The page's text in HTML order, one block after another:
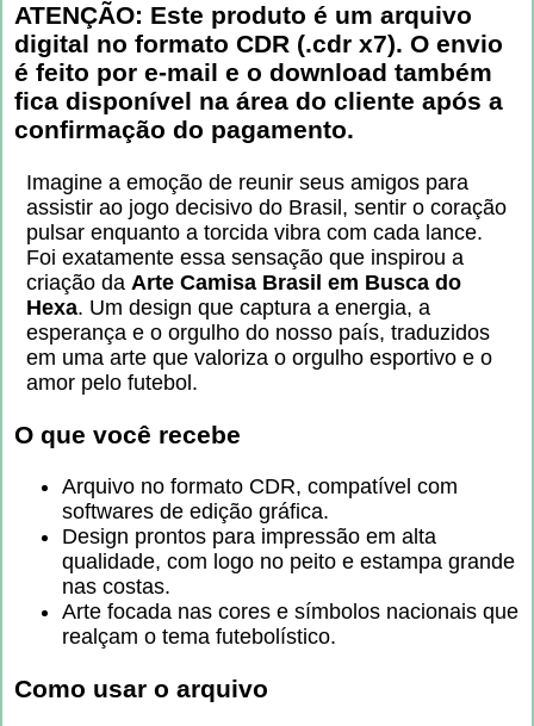
ATENÇÃO: Este produto é um arquivo
digital no formato CDR (.cdr x7). O envio
é feito por e-mail e o download também
fica disponível na área do cliente após a
confirmação do pagamento.
Imagine a emoção de reunir seus amigos para
assistir ao jogo decisivo do Brasil, sentir o coração
pulsar enquanto a torcida vibra com cada lance.
Foi exatamente essa sensação que inspirou a
criação da Arte Camisa Brasil em Busca do
Hexa. Um design que captura a energia, a
esperança e o orgulho do nosso país, traduzidos
em uma arte que valoriza o orgulho esportivo e o
amor pelo futebol.
O que você recebe
Arquivo no formato CDR, compatível com
softwares de edição gráfica.
Design prontos para impressão em alta
qualidade, com logo no peito e estampa grande
nas costas.
Arte focada nas cores e símbolos nacionais que
realçam o tema futebolístico.
Como usar o arquivo